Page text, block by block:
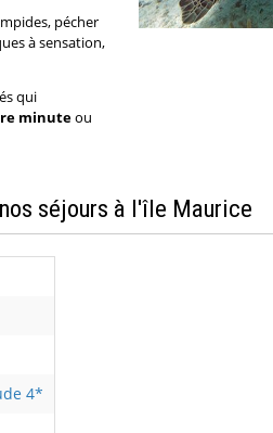
pécher
à sensation,
qui
minuteou
séjours à l'île Maurice
4*